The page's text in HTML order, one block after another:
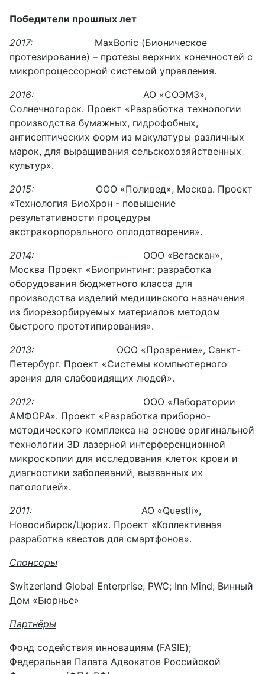
Победители прошлых лет
2017: MaxBonic (Бионическое
протезирование) – протезы верхних конечностей с
микропроцессорной системой управления.
2016: АО «СОЭМЗ»,
Солнечногорск. Проект «Разработка технологии
производства бумажных, гидрофобных,
антисептических форм из макулатуры различных
марок, для выращивания сельскохозяйственных
культур».
2015: ООО «Поливед», Москва. Проект
«Технология БиоХрон - повышение
результативности процедуры
экстракорпорального оплодотворения».
2014: ООО «Вегаскан»,
Москва Проект «Биопринтинг: разработка
оборудования бюджетного класса для
производства изделий медицинского назначения
из биорезорбируемых материалов методом
быстрого прототипирования».
2013: ООО «Прозрение», Санкт-
Петербург. Проект «Системы компьютерного
зрения для слабовидящих людей».
2012: ООО «Лаборатории
АМФОРА». Проект «Разработка приборно-
методического комплекса на основе оригинальной
технологии 3D лазерной интерференционной
микроскопии для исследования клеток крови и
диагностики заболеваний, вызванных их
патологией».
2011: АО «Questli»,
Новосибирск/Цюрих. Проект «Коллективная
разработка квестов для смартфонов».
Спонсоры
Switzerland Global Enterprise; PWC; Inn Mind; Винный
Дом «Бюрнье»
Партнёры
Фонд содействия инновациям (FASIE);
Федеральная Палата Адвокатов Российской